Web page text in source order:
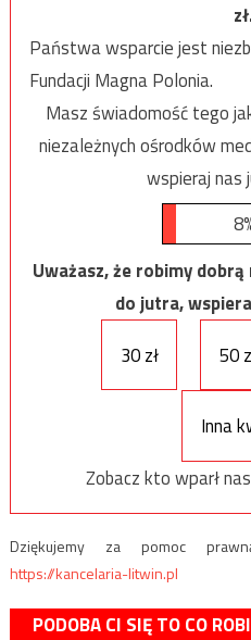
Państwa wsparcie jest
Fundacji Magna Polonia.
Masz świadomość tego
niezależnych ośrodków
wspieraj nas
Uważasz, że robimy
do jutra,
30 zł
50
Inna
Zobacz kto wparł
Dziękujemy za pomoc
https://kancelaria-litwin.pl
PODOBA CI SIĘ TO CO